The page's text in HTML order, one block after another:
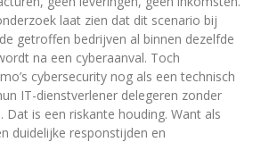
laat zien dat dit scenario bij
getroffen bedrijven al binnen dezelfde
na een cyberaanval. Toch
cybersecurity nog als een technisch
IT-dienstverlener delegeren zonder
Dat is een riskante houding. Want als
duidelijke responstijden en